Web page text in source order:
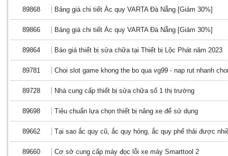
89868 Bảng giá chi tiết Ắc quy VARTA Đà Nẵng [Giảm 30%]
89866 Bảng giá chi tiết Ắc quy VARTA Đà Nẵng [Giảm 30%]
89864 Báo giá thiết bị sửa chữa tại Thiết bị Lộc Phát năm 2023
89781 Choi slot game khong the bo qua vg99 - nap rut nhanh
89728 Nhà cung cấp thiết bị sửa chữa số 1 thị trường
89698 Tiêu chuẩn lựa chọn thiết bị nâng xe để sử dụng
89662 Tại sao ắc quy cũ, ắc quy hỏng, ắc quy phế thải được
89660 Cơ sở cung cấp máy đọc lỗi xe máy Smarttool 2